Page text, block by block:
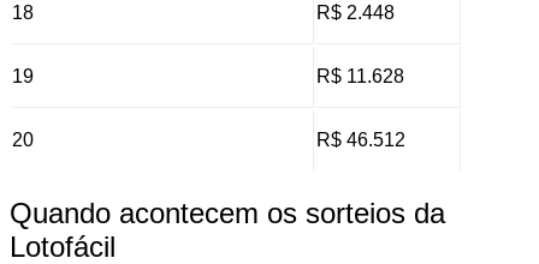
18 R$ 2.448
19 R$ 11.628
20 R$ 46.512
Quando acontecem os sorteios da
Lotofácil